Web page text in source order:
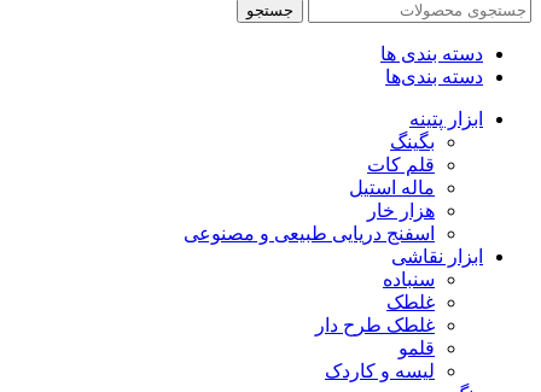
جستجو
دسته بندی ها
دسته بندی‌ها
ابزار پتینه
بگینگ
قلم کات
ماله استیل
هزار خار
اسفنج دریایی طبیعی و مصنوعی
ابزار نقاشی
سنباده
غلطک
غلطک طرح دار
قلمو
لیسه و کاردک